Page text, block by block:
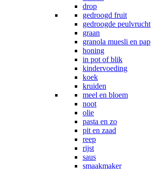
drop
gedroogd fruit
gedroogde peulvrucht
graan
granola muesli en pap
honing
in pot of blik
kindervoeding
koek
kruiden
meel en bloem
noot
olie
pasta en zo
pit en zaad
reep
rijst
saus
smaakmaker